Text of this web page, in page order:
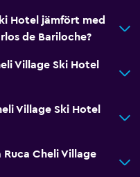
Hotel jämfört med
de Bariloche?
Village Ski Hotel
Village Ski Hotel
Cheli Village